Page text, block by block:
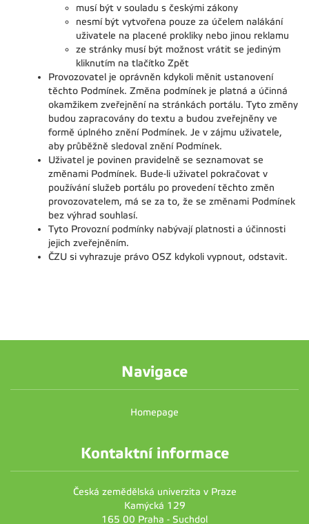
musí být v souladu s českými zákony
nesmí být vytvořena pouze za účelem nalákání
uživatele na placené prokliky nebo jinou reklamu
ze stránky musí být možnost vrátit se jediným
kliknutím na tlačítko Zpět
Provozovatel je oprávněn kdykoli měnit ustanovení
těchto Podmínek. Změna podmínek je platná a účinná
okamžikem zveřejnění na stránkách portálu. Tyto změny
budou zapracovány do textu a budou zveřejněny ve
formě úplného znění Podmínek. Je v zájmu uživatele,
aby průběžně sledoval znění Podmínek.
Uživatel je povinen pravidelně se seznamovat se
změnami Podmínek. Bude-li uživatel pokračovat v
používání služeb portálu po provedení těchto změn
provozovatelem, má se za to, že se změnami Podmínek
bez výhrad souhlasí.
Tyto Provozní podmínky nabývají platnosti a účinnosti
jejich zveřejněním.
ČZU si vyhrazuje právo OSZ kdykoli vypnout, odstavit.
Navigace
Homepage
Kontaktní informace
Česká zemědělská univerzita v Praze
Kamýcká 129
165 00 Praha - Suchdol